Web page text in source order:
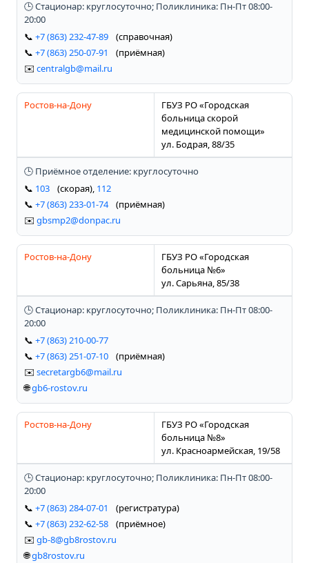
🕒 Стационар: круглосуточно; Поликлиника: Пн-Пт 08:00-
20:00
📞 +7 (863) 232-47-89
(справочная)
📞 +7 (863) 250-07-91
(приёмная)
✉️ centralgb@mail.ru
Ростов-на-Дону
ГБУЗ РО «Городская
больница скорой
медицинской помощи»
ул. Бодрая, 88/35
🕒 Приёмное отделение: круглосуточно
📞 103 (скорая), 112
📞 +7 (863) 233-01-74
(приёмная)
✉️ gbsmp2@donpac.ru
Ростов-на-Дону
ГБУЗ РО «Городская
больница №6»
ул. Сарьяна, 85/38
🕒 Стационар: круглосуточно; Поликлиника: Пн-Пт 08:00-
20:00
📞 +7 (863) 210-00-77
📞 +7 (863) 251-07-10
(приёмная)
✉️ secretargb6@mail.ru
🌐gb6-rostov.ru
Ростов-на-Дону
ГБУЗ РО «Городская
больница №8»
ул. Красноармейская, 19/58
🕒 Стационар: круглосуточно; Поликлиника: Пн-Пт 08:00-
20:00
📞 +7 (863) 284-07-01
(регистратура)
📞 +7 (863) 232-62-58
(приёмное)
✉️ gb-8@gb8rostov.ru
🌐gb8rostov.ru